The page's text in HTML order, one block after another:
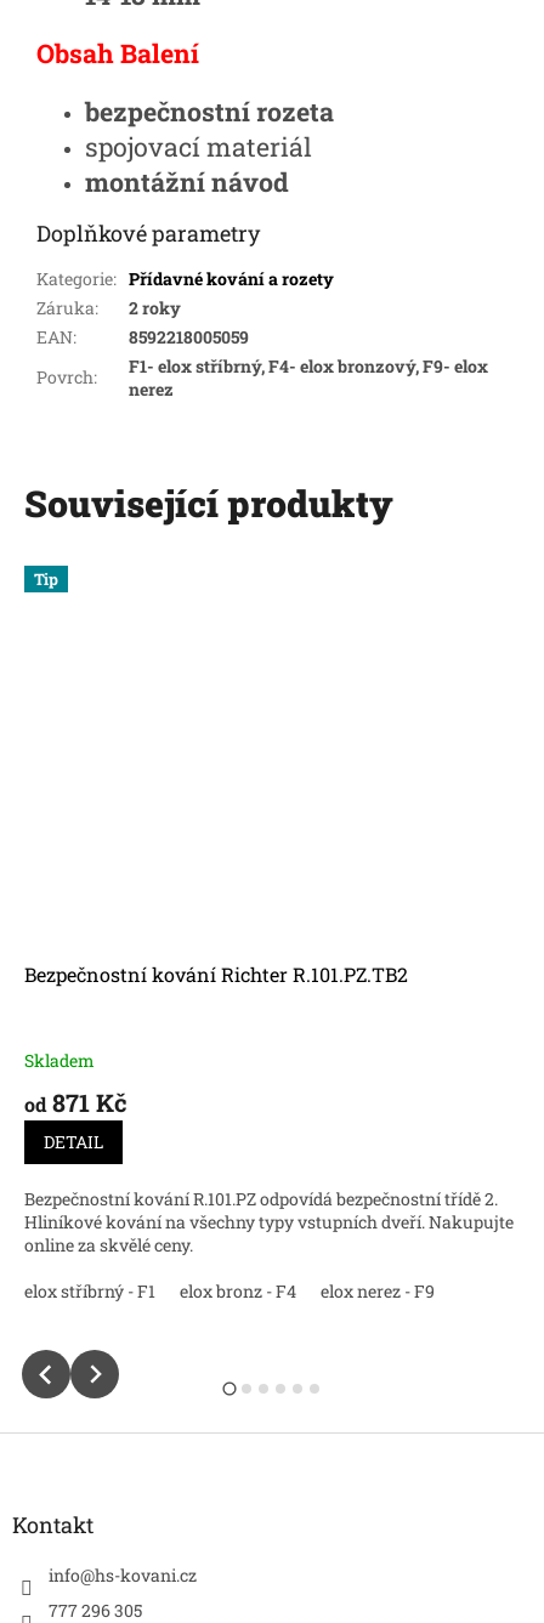
Obsah Balení
bezpečnostní rozeta
spojovací materiál
montážní návod
Doplňkové parametry
Kategorie: Přídavné kování a rozety
Záruka:
2 roky
EAN:
8592218005059
Povrch:
F1- elox stříbrný, F4- elox bronzový, F9- elox
nerez
Související produkty
práškový antracit -F7016
Tip
Bezpečnostní kování Richter R.101.PZ.TB2
Skladem
od 871 Kč
DETAIL
Bezpečnostní kování R.101.PZ odpovídá bezpečnostní třídě 2.
Hliníkové kování na všechny typy vstupních dveří. Nakupujte
online za skvělé ceny.
elox stříbrný - F1
elox bronz - F4 elox nerez - F9
Z
Kontakt
info@hs-kovani.cz
777 296 305